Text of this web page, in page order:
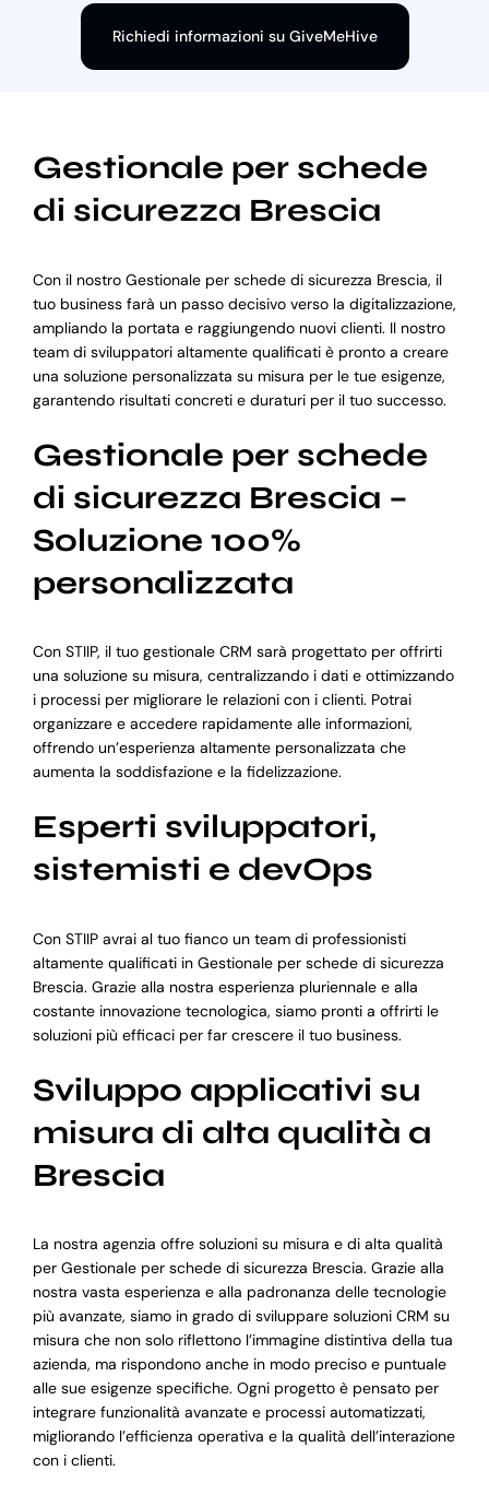
Richiedi informazioni su GiveMeHive
Gestionale per schede
di sicurezza Brescia
Con il nostro Gestionale per schede di sicurezza Brescia, il
tuo business farà un passo decisivo verso la digitalizzazione,
ampliando la portata e raggiungendo nuovi clienti. Il nostro
team di sviluppatori altamente qualificati è pronto a creare
una soluzione personalizzata su misura per le tue esigenze,
garantendo risultati concreti e duraturi per il tuo successo.
Gestionale per schede
di sicurezza Brescia –
Soluzione 100%
personalizzata
Con STIIP, il tuo gestionale CRM sarà progettato per offrirti
una soluzione su misura, centralizzando i dati e ottimizzando
i processi per migliorare le relazioni con i clienti. Potrai
organizzare e accedere rapidamente alle informazioni,
offrendo un’esperienza altamente personalizzata che
aumenta la soddisfazione e la fidelizzazione.
Esperti sviluppatori,
sistemisti e devOps
Con STIIP avrai al tuo fianco un team di professionisti
altamente qualificati in Gestionale per schede di sicurezza
Brescia. Grazie alla nostra esperienza pluriennale e alla
costante innovazione tecnologica, siamo pronti a offrirti le
soluzioni più efficaci per far crescere il tuo business.
Sviluppo applicativi su
misura di alta qualità a
Brescia
La nostra agenzia offre soluzioni su misura e di alta qualità
per Gestionale per schede di sicurezza Brescia. Grazie alla
nostra vasta esperienza e alla padronanza delle tecnologie
più avanzate, siamo in grado di sviluppare soluzioni CRM su
misura che non solo riflettono l’immagine distintiva della tua
azienda, ma rispondono anche in modo preciso e puntuale
alle sue esigenze specifiche. Ogni progetto è pensato per
integrare funzionalità avanzate e processi automatizzati,
migliorando l’efficienza operativa e la qualità dell’interazione
con i clienti.